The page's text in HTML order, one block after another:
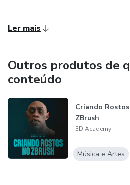
Ler mais
Outros produtos de
conteúdo
Criando
ZBrush
3D Academy
Música e Artes